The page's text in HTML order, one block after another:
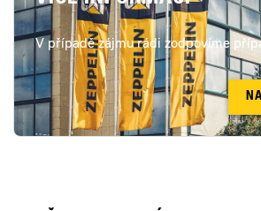
V případě zájmu rádi zodpovíme